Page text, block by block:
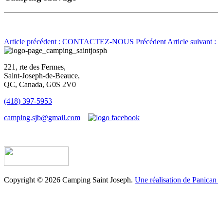
Article précédent : CONTACTEZ-NOUS Précédent Article suivant
221, rte des Fermes,
Saint-Joseph-de-Beauce,
QC, Canada, G0S 2V0
(418) 397-5953
camping.sjb@gmail.com
Copyright © 2026 Camping Saint Joseph. Une réalisation de